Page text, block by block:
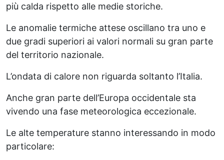
più calda rispetto alle medie storiche.
Le anomalie termiche attese oscillano tra uno e
due gradi superiori ai valori normali su gran parte
del territorio nazionale.
L’ondata di calore non riguarda soltanto l’Italia.
Anche gran parte dell’Europa occidentale sta
vivendo una fase meteorologica eccezionale.
Le alte temperature stanno interessando in modo
particolare: